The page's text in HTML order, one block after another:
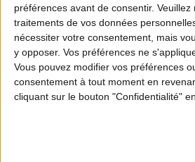
préférences avant de consentir. Veuillez
traitements de vos données
nécessiter votre consentement, mais
y opposer. Vos préférences ne
Vous pouvez modifier vos préférences
consentement à tout moment en
cliquant sur le bouton "Confidentialité"